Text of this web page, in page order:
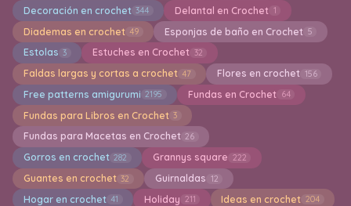
Decoración en crochet 344 Delantal en Crochet 1
Diademas en crochet 49 Esponjas de baño en Crochet 5
Estolas 3 Estuches en Crochet 32
Faldas largas y cortas a crochet 47 Flores en crochet 156
Free patterns amigurumi 2195 Fundas en Crochet 64
Fundas para Libros en Crochet 3
Fundas para Macetas en Crochet 26
Gorros en crochet 282 Grannys square 222
Guantes en crochet 32 Guirnaldas 12
Hogar en crochet 41 Holiday 211 Ideas en crochet 204